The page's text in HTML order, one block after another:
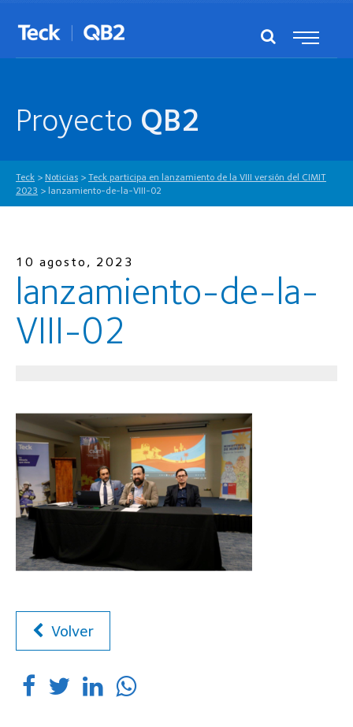
Proyecto QB2
Teck > Noticias > Teck participa en lanzamiento de la VIII versión del CIMIT
2023 > lanzamiento-de-la-VIII-02
10 agosto, 2023
lanzamiento-de-la-
VIII-02
Volver